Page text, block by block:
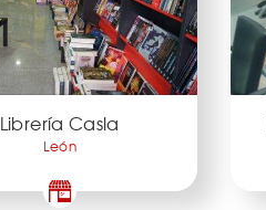
Librería Casla
León